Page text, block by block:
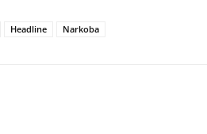
Headline Narkoba